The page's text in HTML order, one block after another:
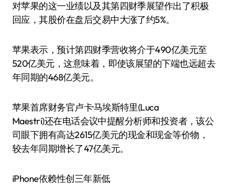
对苹果的这一业绩以及其第四财季展望作出了积极
回应，其股价在盘后交易中大涨了约5%。
苹果表示，预计第四财季营收将介于490亿美元至
520亿美元，这意味着，即使该展望的下端也远超去
年同期的468亿美元。
苹果首席财务官卢卡·马埃斯特里(Luca
Maestri)还在电话会议中提醒分析师和投资者，该公
司眼下拥有高达2615亿美元的现金和现金等价物，
较去年同期增长了47亿美元。
iPhone依赖性创三年新低